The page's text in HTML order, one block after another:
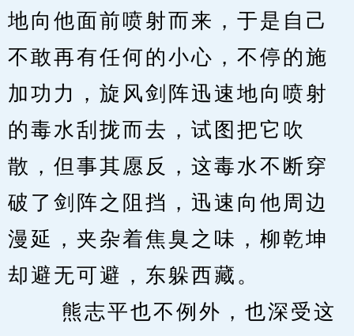
地向他面前喷射而来，于是自己
不敢再有任何的小心，不停的施
加功力，旋风剑阵迅速地向喷射
的毒水刮拢而去，试图把它吹
散，但事其愿反，这毒水不断穿
破了剑阵之阻挡，迅速向他周边
漫延，夹杂着焦臭之味，柳乾坤
却避无可避，东躲西藏。
熊志平也不例外，也深受这